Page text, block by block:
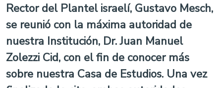
Rector del Plantel israelí, Gustavo Mesch,
se reunió con la máxima autoridad de
nuestra Institución, Dr. Juan Manuel
Zolezzi Cid, con el fin de conocer más
sobre nuestra Casa de Estudios. Una vez